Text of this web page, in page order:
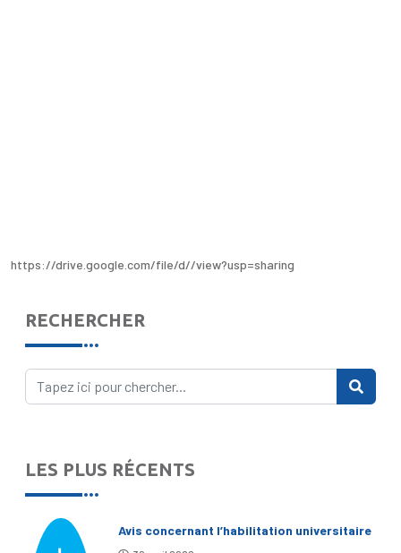
https://drive.google.com/file/d//view?usp=sharing
RECHERCHER
LES PLUS RÉCENTS
Avis concernant l’habilitation universitaire